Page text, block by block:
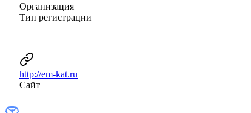
Организация
Тип регистрации
http://em-kat.ru
Сайт